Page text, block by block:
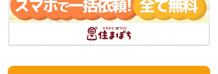
ップで見る
奥野クリニック
和歌山県橋本市御幸辻１４８−１